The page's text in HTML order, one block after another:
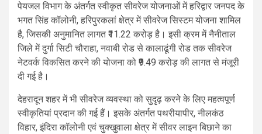
पेयजल विभाग के अंतर्गत स्वीकृत सीवरेज योजनाओं में हरिद्वार जनपद के
भगत सिंह कॉलोनी, हरिपुरकलां क्षेत्र में सीवरेज सिस्टम योजना शामिल
है, जिसकी अनुमानित लागत ₹11.22 करोड़ है। इसी क्रम में नैनीताल
जिले में दुर्गा सिटी चौराहा, नवाबी रोड से कालाढूंगी रोड तक सीवरेज
नेटवर्क विकसित करने की योजना को ₹9.49 करोड़ की लागत से मंजूरी
दी गई है।
देहरादून शहर में भी सीवरेज व्यवस्था को सुदृढ़ करने के लिए महत्वपूर्ण
स्वीकृतियां प्रदान की गई हैं। इसके अंतर्गत पथरीयापीर, नीलकंठ
विहार, इंदिरा कॉलोनी एवं चुक्खुवाला क्षेत्र में सीवर लाइन बिछाने का